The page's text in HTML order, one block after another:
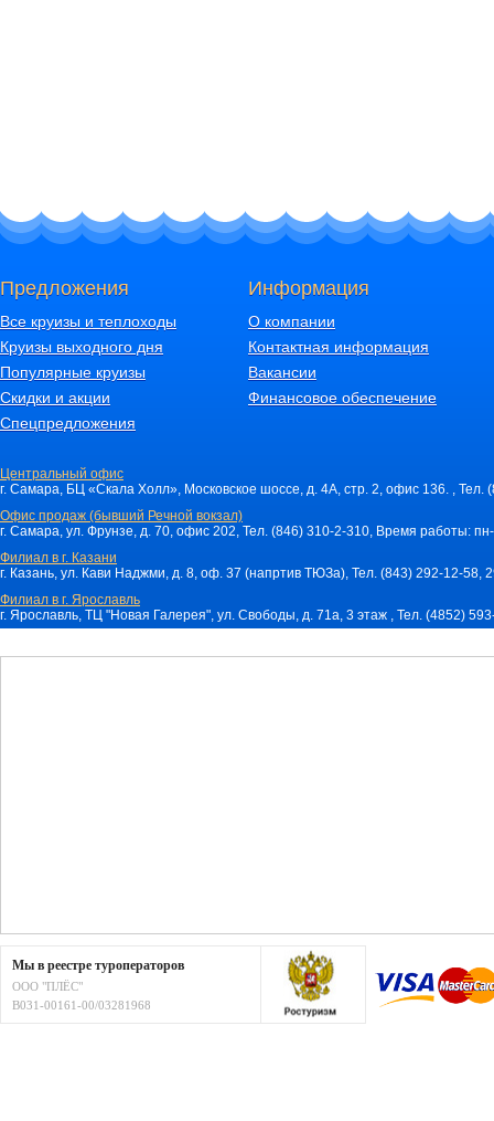
Предложения
Все круизы и теплоходы
Круизы выходного дня
Популярные круизы
Скидки и акции
Спецпредложения
Информация
О компании
Контактная информация
Вакансии
Финансовое обеспечение
Центральный офис
г. Самара, БЦ «Скала Холл», Московское шоссе, д. 4А, стр. 2, офис 136. ,
Офис продаж (бывший Речной вокзал)
г. Самара, ул. Фрунзе, д. 70, офис 202, Тел. (846) 310-2-310, Время работы:
Филиал в г. Казани
г. Казань, ул. Кави Наджми, д. 8, оф. 37 (напртив ТЮЗа), Тел. (843) 292-12-
Филиал в г. Ярославль
г. Ярославль, ТЦ "Новая Галерея", ул. Свободы, д. 71a, 3 этаж , Тел. (4852)
Мы в реестре туроператоров
ООО "ПЛЁС"
В031-00161-00/03281968